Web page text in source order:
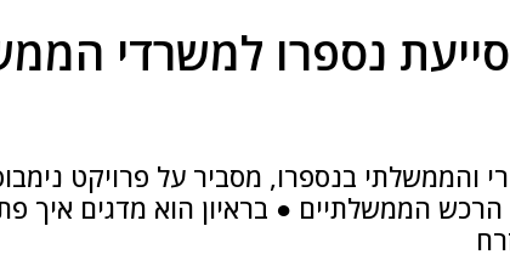
נספרו למשרדי
והממשלתי בנספרו, מסביר על פרויקט
את הליכי הרכש הממשלתיים ● בראיון הוא מדגים